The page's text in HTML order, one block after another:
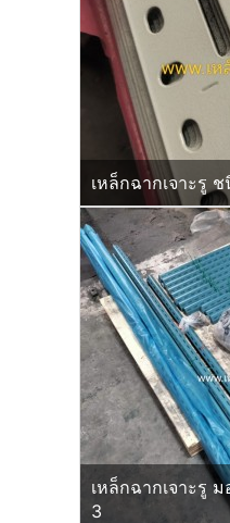
เหล็กฉากเจาะรู
เหล็กฉากเจาะรู
3